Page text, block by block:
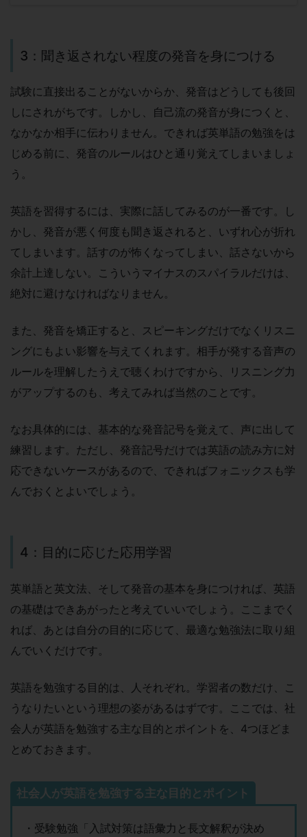
3：聞き返されない程度の発音を身につける
試験に直接出ることがないからか、発音はどうしても後回
しにされがちです。しかし、自己流の発音が身につくと、
なかなか相手に伝わりません。できれば英単語の勉強をは
じめる前に、発音のルールはひと通り覚えてしまいましょ
う。
英語を習得するには、実際に話してみるのが一番です。し
かし、発音が悪く何度も聞き返されると、いずれ心が折れ
てしまいます。話すのが怖くなってしまい、話さないから
余計上達しない。こういうマイナスのスパイラルだけは、
絶対に避けなければなりません。
また、発音を矯正すると、スピーキングだけでなくリスニ
ングにもよい影響を与えてくれます。相手が発する音声の
ルールを理解したうえで聴くわけですから、リスニング力
がアップするのも、考えてみれば当然のことです。
なお具体的には、基本的な発音記号を覚えて、声に出して
練習します。ただし、発音記号だけでは英語の読み方に対
応できないケースがあるので、できればフォニックスも学
んでおくとよいでしょう。
4：目的に応じた応用学習
英単語と英文法、そして発音の基本を身につければ、英語
の基礎はできあがったと考えていいでしょう。ここまでく
れば、あとは自分の目的に応じて、最適な勉強法に取り組
んでいくだけです。
英語を勉強する目的は、人それぞれ。学習者の数だけ、こ
うなりたいという理想の姿があるはずです。ここでは、社
会人が英語を勉強する主な目的とポイントを、4つほどま
とめておきます。
社会人が英語を勉強する主な目的とポイント
・受験勉強「入試対策は語彙力と長文解釈が決め